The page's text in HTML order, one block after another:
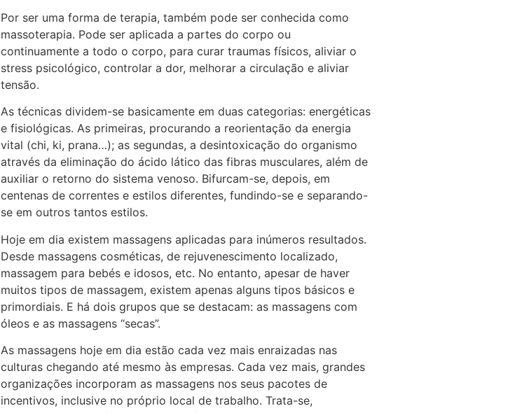
Por ser uma forma de terapia, também pode ser conhecida como
massoterapia. Pode ser aplicada a partes do corpo ou
continuamente a todo o corpo, para curar traumas físicos, aliviar o
stress psicológico, controlar a dor, melhorar a circulação e aliviar
tensão.
As técnicas dividem-se basicamente em duas categorias: energéticas
e fisiológicas. As primeiras, procurando a reorientação da energia
vital (chi, ki, prana…); as segundas, a desintoxicação do organismo
através da eliminação do ácido lático das fibras musculares, além de
auxiliar o retorno do sistema venoso. Bifurcam-se, depois, em
centenas de correntes e estilos diferentes, fundindo-se e separando-
se em outros tantos estilos.
Hoje em dia existem massagens aplicadas para inúmeros resultados.
Desde massagens cosméticas, de rejuvenescimento localizado,
massagem para bebés e idosos, etc. No entanto, apesar de haver
muitos tipos de massagem, existem apenas alguns tipos básicos e
primordiais. E há dois grupos que se destacam: as massagens com
óleos e as massagens “secas”.
As massagens hoje em dia estão cada vez mais enraizadas nas
culturas chegando até mesmo às empresas. Cada vez mais, grandes
organizações incorporam as massagens nos seus pacotes de
incentivos, inclusive no próprio local de trabalho. Trata-se,